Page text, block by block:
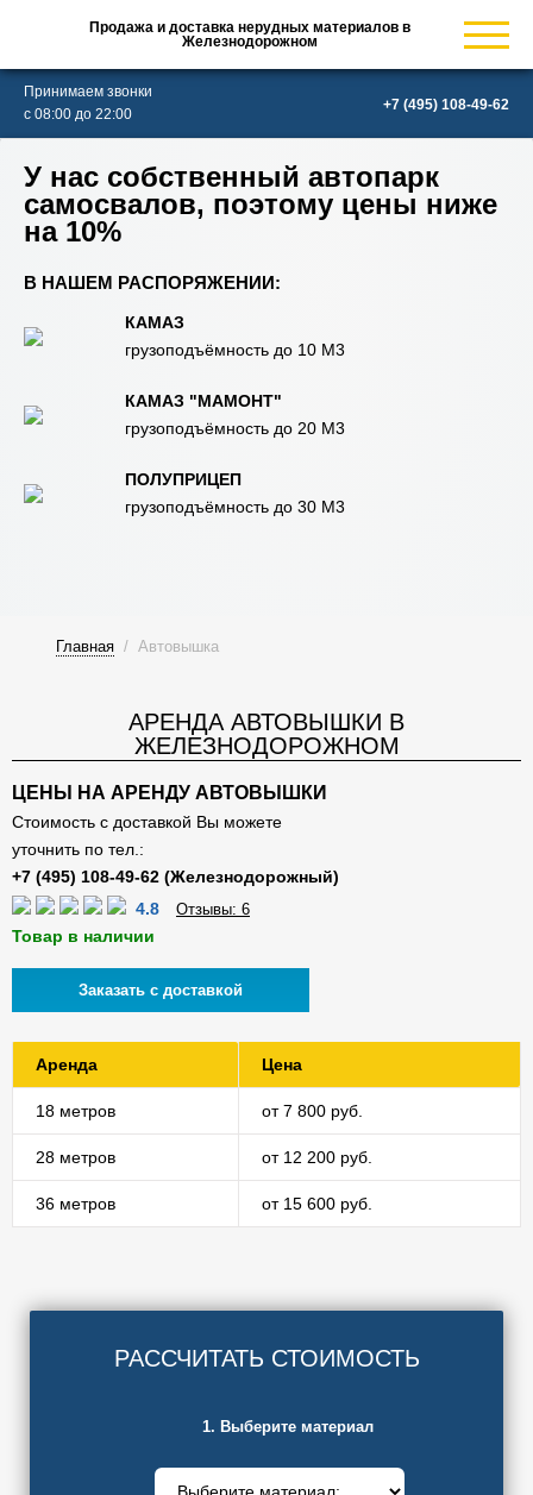
Продажа и доставка нерудных материалов в
Железнодорожном
Принимаем звонки
с 08:00 до 22:00
В НАШЕМ РАСПОРЯЖЕНИИ:
КАМАЗ
грузоподъёмность до 10 М3
КАМАЗ "МАМОНТ"
грузоподъёмность до 20 М3
ПОЛУПРИЦЕП
грузоподъёмность до 30 М3
У нас собственный автопарк
самосвалов, поэтому цены ниже
на 10%
Главная / Автовышка
АРЕНДА АВТОВЫШКИ В
ЖЕЛЕЗНОДОРОЖНОМ
ЦЕНЫ НА АРЕНДУ АВТОВЫШКИ
Стоимость с доставкой Вы можете
уточнить по тел.:
4.8 Отзывы: 6
Товар в наличии
Заказать с доставкой
Аренда Цена
18 метров от 7 800 руб.
28 метров от 12 200 руб.
36 метров от 15 600 руб.
РАССЧИТАТЬ СТОИМОСТЬ
1. Выберите материал